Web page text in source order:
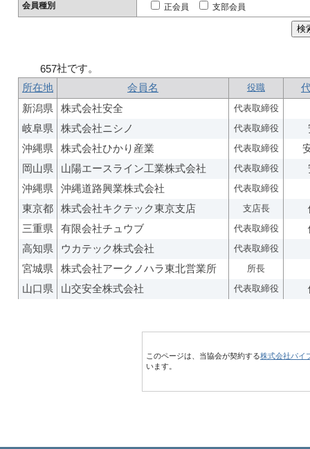
会員種別 正会員 支部会員
657社です。
所在地
会員名 役職
新潟県
株式会社安全 代表取締役
岐阜県 株式会社ニシノ 代表取締役
沖縄県
株式会社ひかり産業 代表取締役
岡山県
山陽エースライン工業株式会社 代表取締役
沖縄県
沖縄道路興業株式会社 代表取締役
東京都 株式会社キクテック東京支店 支店長
三重県
有限会社チュウブ 代表取締役
高知県
ウカテック株式会社 代表取締役
宮城県 株式会社アークノハラ東北営業所 所長
山口県 山交安全株式会社 代表取締役
このページは、当協会が契約する株式会社パイ
います。